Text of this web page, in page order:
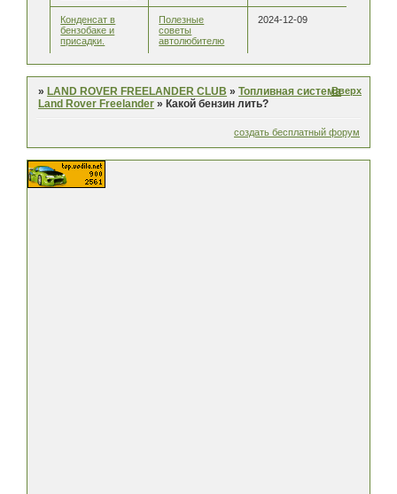
Конденсат в
бензобаке и
присадки.
Полезные
советы
автолюбителю
2024-12-09
» LAND ROVER FREELANDER CLUB »Топливная система
Land Rover Freelander » Какой бензин лить?
Вверх
создать бесплатный форум